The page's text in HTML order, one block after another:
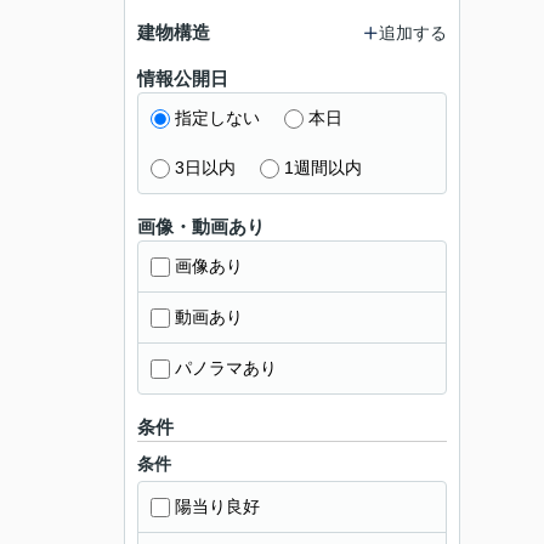
建物構造 追加する
情報公開日
指定しない 本日
3日以内 1週間以内
画像・動画あり
画像あり
動画あり
パノラマあり
条件
条件
陽当り良好